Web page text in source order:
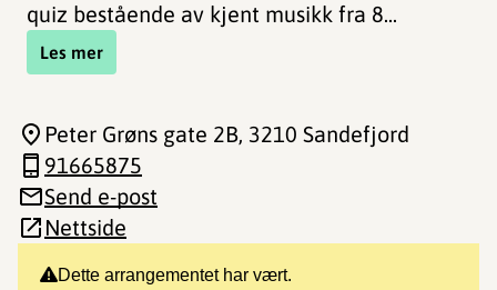
quiz bestående av kjent musikk fra 8...
Les mer
Dette arrangementet har vært.
Peter Grøns gate 2B, 3210 Sandefjord
91665875
Send e-post
Nettside